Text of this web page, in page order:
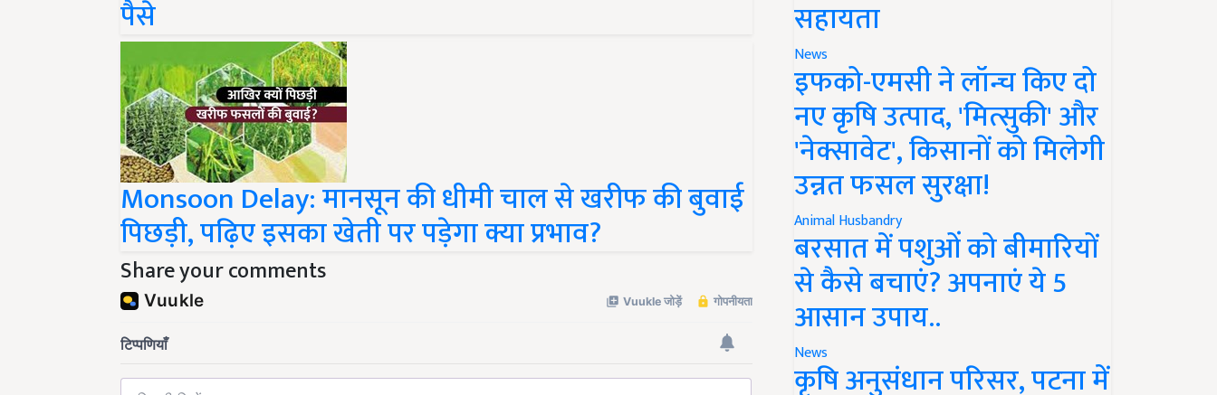
Monsoon Delay: मानसून की धीमी चाल से खरीफ की बुवाई
पिछड़ी, पढ़िए इसका खेती पर पड़ेगा क्या प्रभाव?
Share your comments
सहायता
News
इफको-एमसी ने लॉन्च किए दो
नए कृषि उत्पाद, 'मित्सुकी' और
'नेक्सावेट', किसानों को मिलेगी
उन्नत फसल सुरक्षा!
Animal Husbandry
बरसात में पशुओं को बीमारियों
से कैसे बचाएं? अपनाएं ये 5
आसान उपाय..
News
कृषि अनुसंधान परिसर, पटना में